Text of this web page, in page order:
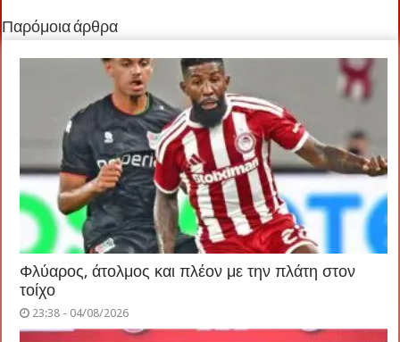
Παρόμοια άρθρα
Φλύαρος, άτολμος και πλέον με την πλάτη στον
τοίχο
23:38 - 04/08/2026